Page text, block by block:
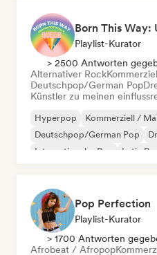
Born This
Playlist-Kurator
> 2500 Antworten
Alternativer Rock
Deutschpop/German Pop
Künstler zu meinen
Hyperpop Kommerziell /
Deutschpop/German Pop
Internationaler Pop
Latin Pop
Pop Perfection
Playlist-Kurator
> 1700 Antworten
Afrobeat / Afropop